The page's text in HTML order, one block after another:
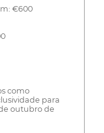
€600
como
para
outubro de